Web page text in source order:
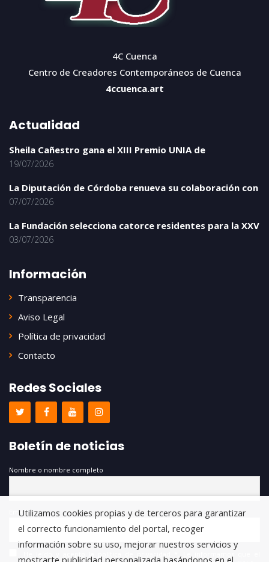
4C Cuenca
Centro de Creadores Contemporáneos de Cuenca
4ccuenca.art
Actualidad
Sheila Cañestro gana el XIII Premio UNIA de
19/07/2026
La Diputación de Córdoba renueva su colaboración con
07/07/2026
La Fundación selecciona catorce residentes para la XXV
03/07/2026
Información
Transparencia
Aviso Legal
Política de privacidad
Contacto
Redes Sociales
Boletín de noticias
Nombre o nombre completo
Email
Utilizamos cookies propias y de terceros para garantizar
el correcto funcionamiento del portal, recoger
información sobre su uso, mejorar nuestros servicios y
mostrarte publicidad personalizada basándonos en el